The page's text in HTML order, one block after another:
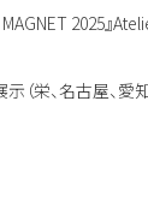
2025』
、名古屋、愛知